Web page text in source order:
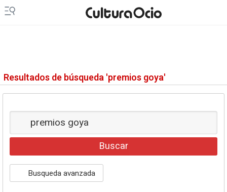
Resultados de búsqueda 'premios goya'
Busqueda avanzada